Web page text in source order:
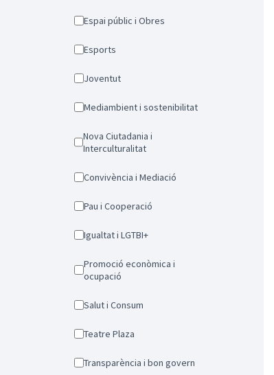
Espai públic i Obres
Esports
Joventut
Mediambient i sostenibilitat
Nova Ciutadania i
Interculturalitat
Convivència i Mediació
Pau i Cooperació
Igualtat i LGTBI+
Promoció econòmica i
ocupació
Salut i Consum
Teatre Plaza
Transparència i bon govern